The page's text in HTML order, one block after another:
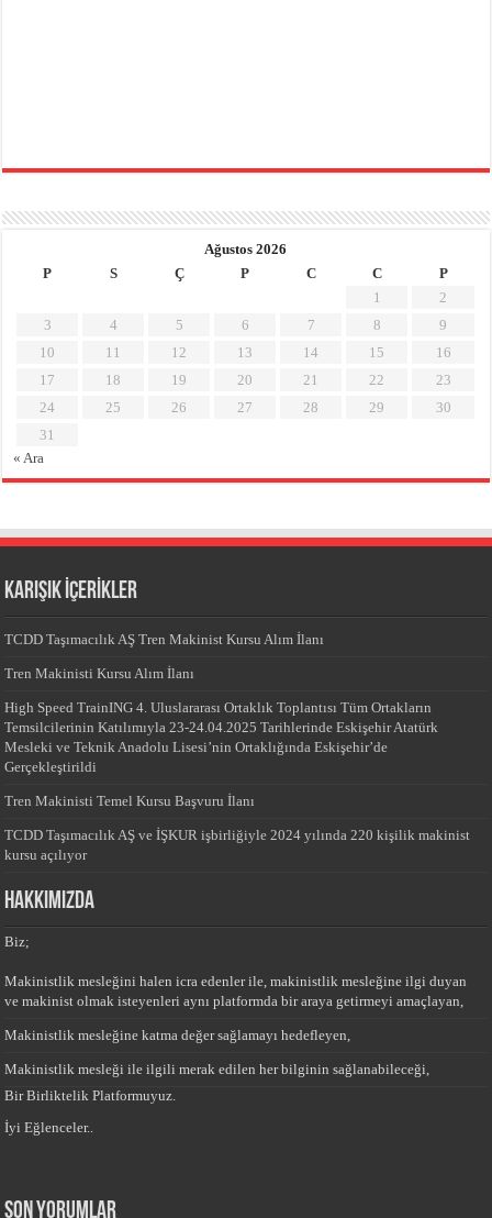
Ağustos 2026
P
S Ç P C C
P
1
2
3
4 5 6 7 8
9
10
11 12 13 14 15
16
17
18 19 20 21 22
23
24
25 26 27 28 29
30
31
« Ara
KARIŞIK İÇERİKLER
TCDD Taşımacılık AŞ Tren Makinist Kursu Alım İlanı
Tren Makinisti Kursu Alım İlanı
High Speed TrainING 4. Uluslararası Ortaklık Toplantısı Tüm Ortakların
Temsilcilerinin Katılımıyla 23-24.04.2025 Tarihlerinde Eskişehir Atatürk
Mesleki ve Teknik Anadolu Lisesi’nin Ortaklığında Eskişehir’de
Gerçekleştirildi
Tren Makinisti Temel Kursu Başvuru İlanı
TCDD Taşımacılık AŞ ve İŞKUR işbirliğiyle 2024 yılında 220 kişilik makinist
kursu açılıyor
HAKKIMIZDA
Biz;
Makinistlik mesleğini halen icra edenler ile, makinistlik mesleğine ilgi duyan
ve makinist olmak isteyenleri aynı platformda bir araya getirmeyi amaçlayan,
Makinistlik mesleğine katma değer sağlamayı hedefleyen,
Makinistlik mesleği ile ilgili merak edilen her bilginin sağlanabileceği,
Bir Birliktelik Platformuyuz.
İyi Eğlenceler..
Son yorumlar